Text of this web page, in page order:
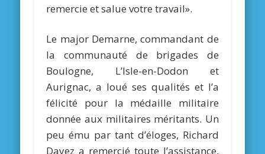
remercie et salue votre travail».
Le major Demarne, commandant de
la communauté de brigades de
Boulogne, L’Isle-en-Dodon et
Aurignac, a loué ses qualités et l’a
félicité pour la médaille militaire
donnée aux militaires méritants. Un
peu ému par tant d’éloges, Richard
Dayez a remercié toute l’assistance,